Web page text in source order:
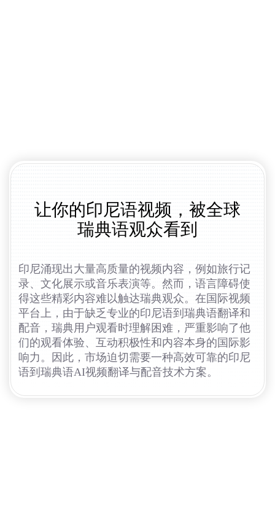
让你的印尼语视频，被全球
瑞典语观众看到
印尼涌现出大量高质量的视频内容，例如旅行记
录、文化展示或音乐表演等。然而，语言障碍使
得这些精彩内容难以触达瑞典观众。在国际视频
平台上，由于缺乏专业的印尼语到瑞典语翻译和
配音，瑞典用户观看时理解困难，严重影响了他
们的观看体验、互动积极性和内容本身的国际影
响力。因此，市场迫切需要一种高效可靠的印尼
语到瑞典语AI视频翻译与配音技术方案。